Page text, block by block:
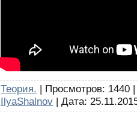
Теория. | Просмотров: 1440
IlyaShalnov | Дата: